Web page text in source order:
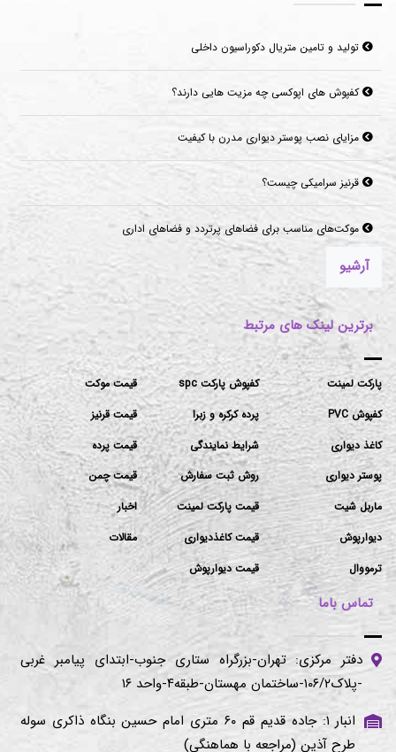
تولید و تامین متریال دکوراسیون داخلی
کفپوش های اپوکسی چه مزیت هایی دارند؟
مزایای نصب پوستر دیواری مدرن با کیفیت
قرنیز سرامیکی چیست؟
موکت‌های مناسب برای فضاهای پرتردد و فضاهای اداری
آرشیو
برترین لینک های مرتبط
پارکت لمینت
کفپوش PVC
کاغذ دیواری
پوستر دیواری
ماربل شیت
دیوارپوش
ترمووال
کفپوش پارکت spc
پرده کرکره و زبرا
شرایط نمایندگی
روش ثبت سفارش
قیمت پارکت لمینت
قیمت کاغذدیواری
قیمت دیوارپوش
قیمت موکت
قیمت قرنیز
قیمت پرده
قیمت چمن
اخبار
مقالات
تماس باما
دفتر مرکزی: تهران-بزرگراه ستاری جنوب-ابتدای پیامبر غربی
-پلاک۱۰۶/۲-ساختمان مهستان-طبقه۴-واحد ۱۶
انبار ۱: جاده قدیم قم ۶۰ متری امام حسین بنگاه ذاکری سوله
طرح آذین (مراجعه با هماهنگی)